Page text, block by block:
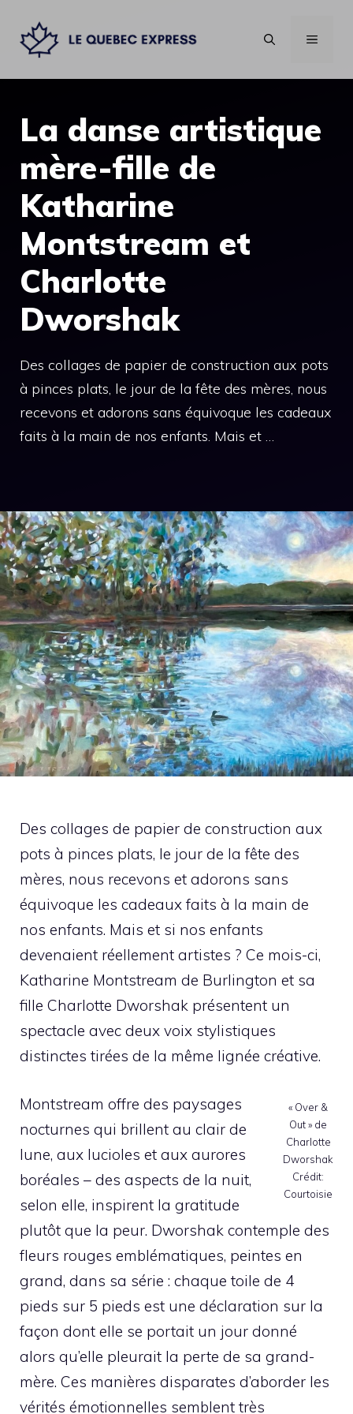
contenu
MENU
La danse artistique
mère-fille de
Katharine
Montstream et
Charlotte
Dworshak
Des collages de papier de construction aux pots
à pinces plats, le jour de la fête des mères, nous
recevons et adorons sans équivoque les cadeaux
faits à la main de nos enfants. Mais et …
Des collages de papier de construction aux
pots à pinces plats, le jour de la fête des
mères, nous recevons et adorons sans
équivoque les cadeaux faits à la main de
nos enfants. Mais et si nos enfants
devenaient réellement artistes ? Ce mois-ci,
Katharine Montstream de Burlington et sa
fille Charlotte Dworshak présentent un
spectacle avec deux voix stylistiques
distinctes tirées de la même lignée créative.
« Over &
Out » de
Charlotte
Dworshak
Crédit:
Courtoisie
Montstream offre des paysages
nocturnes qui brillent au clair de
lune, aux lucioles et aux aurores
boréales – des aspects de la nuit,
selon elle, inspirent la gratitude
plutôt que la peur. Dworshak contemple des
fleurs rouges emblématiques, peintes en
grand, dans sa série : chaque toile de 4
pieds sur 5 pieds est une déclaration sur la
façon dont elle se portait un jour donné
alors qu’elle pleurait la perte de sa grand-
mère. Ces manières disparates d’aborder les
vérités émotionnelles semblent très